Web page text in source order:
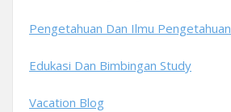
Pengetahuan Dan Ilmu Pengetahuan
Edukasi Dan Bimbingan Study
Vacation Blog